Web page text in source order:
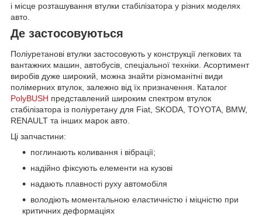
і місце розташування втулки стабілізатора у різних моделях
авто.
Де застосовуються
Поліуретанові втулки застосовують у конструкції легкових та
вантажних машин, автобусів, спеціальної техніки. Асортимент
виробів дуже широкий, можна знайти різноманітні види
полімерних втулок, залежно від їх призначення. Каталог
PolyBUSH представлений широким спектром втулок
стабілізатора із поліуретану для Fiat, SKODA, TOYOTA, BMW,
RENAULT та інших марок авто.
Ці запчастини:
поглинають коливання і вібрації;
надійно фіксують елементи на кузові
надають плавності руху автомобіля
володіють моментальною еластичністю і міцністю при
критичних деформаціях